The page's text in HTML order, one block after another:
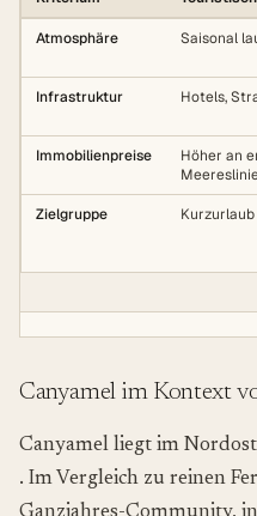
Atmosphäre Saisonal
Infrastruktur Hotels,
Immobilienpreise
Höher an
Zielgruppe Kurzurlaub
Canyamel im Kontext
Canyamel liegt im
. Im Vergleich zu reinen